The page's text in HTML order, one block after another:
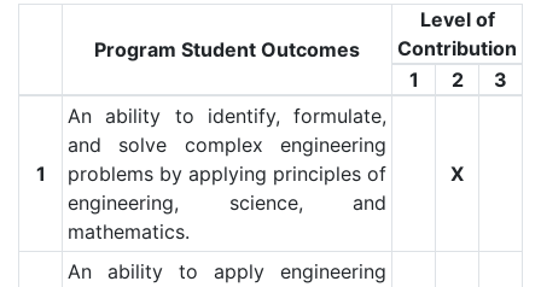
Program Student Outcomes
Level of
Contribution
1
2 3
1
An ability to identify, formulate,
and solve complex engineering
problems by applying principles of
engineering, science, and
mathematics.
X
An ability to apply engineering